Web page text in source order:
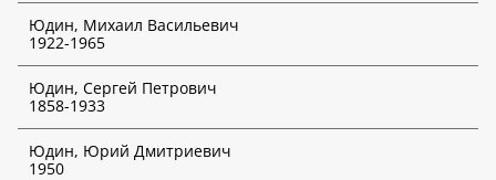
Юдин, Михаил Васильевич
1922-1965
Юдин, Сергей Петрович
1858-1933
Юдин, Юрий Дмитриевич
1950